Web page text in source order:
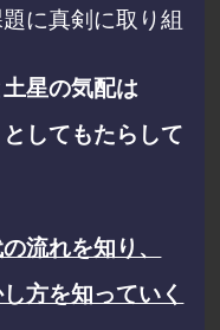
に真剣に取り組
星の気配は
してもたらして
流れを知り、
方を知っていく